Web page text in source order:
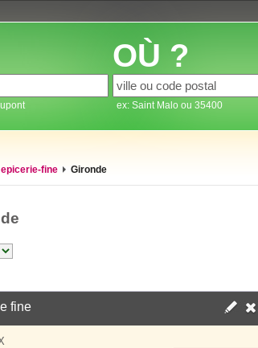
OÙ ?
ex: Saint Malo ou 35400
epicerie-fine Gironde
fine